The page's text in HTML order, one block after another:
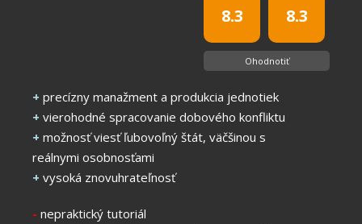
8.3 8.3
Ohodnotiť
+ precízny manažment a produkcia jednotiek
+ vierohodné spracovanie dobového konfliktu
+ možnosť viesť ľubovoľný štát, väčšinou s
reálnymi osobnosťami
+ vysoká znovuhrateľnosť
- nepraktický tutoriál